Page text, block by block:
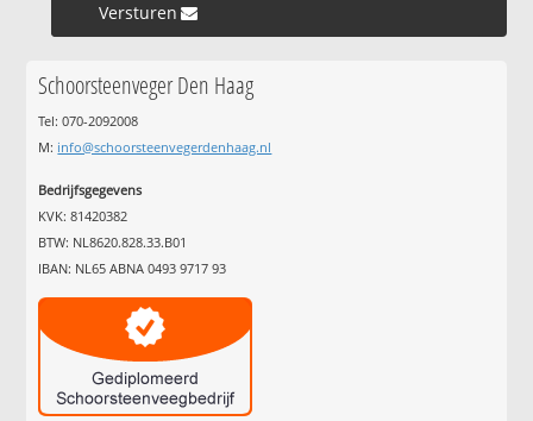
Versturen »
Schoorsteenveger Den Haag
Tel: 070-2092008
M: info@schoorsteenvegerdenhaag.nl
Bedrijfsgegevens
KVK: 81420382
BTW: NL8620.828.33.B01
IBAN: NL65 ABNA 0493 9717 93